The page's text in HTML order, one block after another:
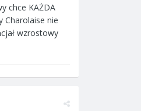
chce KAŻDA
Charolaise nie
wzrostowy